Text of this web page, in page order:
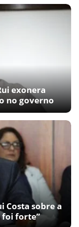
exonera
no governo
Costa sobre a
foi forte”